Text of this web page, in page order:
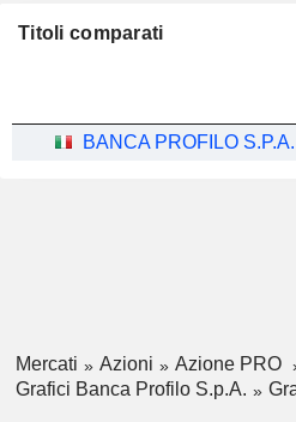
Titoli comparati
BANCA PROFILO S.P.A.
Mercati Azioni
Azione PRO
Grafici Banca Profilo S.p.A.